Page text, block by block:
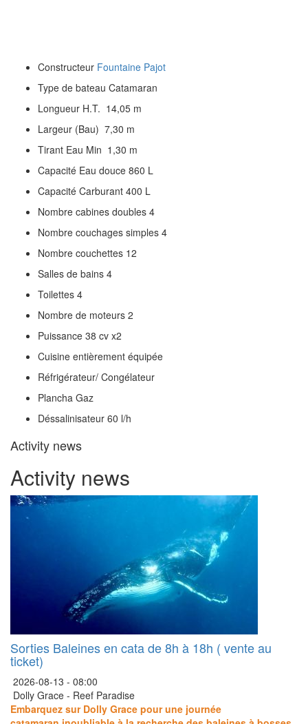
Constructeur Fountaine Pajot
Type de bateau Catamaran
Longueur H.T. 14,05 m
Largeur (Bau) 7,30 m
Tirant Eau Min 1,30 m
Capacité Eau douce 860 L
Capacité Carburant 400 L
Nombre cabines doubles 4
Nombre couchages simples 4
Nombre couchettes 12
Salles de bains 4
Toilettes 4
Nombre de moteurs 2
Puissance 38 cv x2
Cuisine entièrement équipée
Réfrigérateur/ Congélateur
Plancha Gaz
Déssalinisateur 60 l/h
Activity news
Activity news
Sorties Baleines en cata de 8h à 18h ( vente au
ticket)
2026-08-13 - 08:00
Dolly Grace - Reef Paradise
Embarquez sur Dolly Grace pour une journée